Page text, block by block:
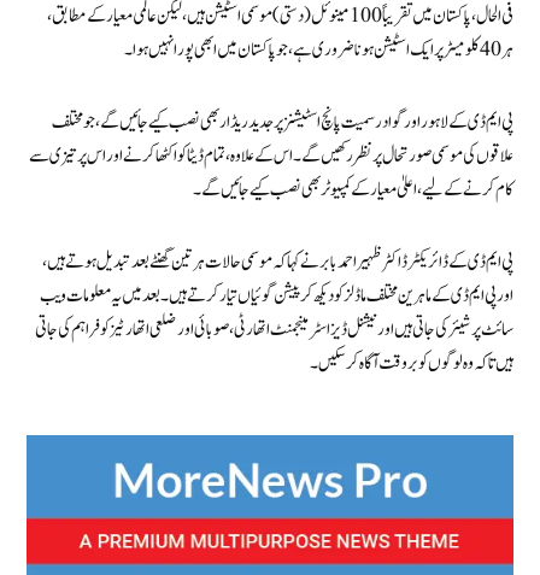
فی الحال، پاکستان میں تقریباً 100 مینوئل (دستی) موسمی اسٹیشن ہیں، لیکن عالمی معیار کے مطابق،
ہر 40 کلومیٹر پر ایک اسٹیشن ہونا ضروری ہے، جو پاکستان میں ابھی پورا نہیں ہوا۔
پی ایم ڈی کے لاہور اور گوادر سمیت پانچ اسٹیشنز پر جدید ریڈار بھی نصب کیے جائیں گے، جو مختلف
علاقوں کی موسمی صورتحال پر نظر رکھیں گے۔ اس کے علاوہ، تمام ڈیٹا کو اکٹھا کرنے اور اس پر تیزی سے
کام کرنے کے لیے، اعلیٰ معیار کے کمپیوٹر بھی نصب کیے جائیں گے۔
پی ایم ڈی کے ڈائریکٹر ڈاکٹر ظہیر احمد بابر نے کہا کہ موسمی حالات ہر تین گھنٹے بعد تبدیل ہوتے ہیں،
اور پی ایم ڈی کے ماہرین مختلف ماڈلز کو دیکھ کر پیشن گوئیاں تیار کرتے ہیں۔ بعد میں یہ معلومات ویب
سائٹ پر شیئر کی جاتی ہیں اور نیشنل ڈیزاسٹر مینجمنٹ اتھارٹی، صوبائی اور ضلعی اتھارٹیز کو فراہم کی جاتی
ہیں تاکہ وہ لوگوں کو بروقت آگاہ کر سکیں۔